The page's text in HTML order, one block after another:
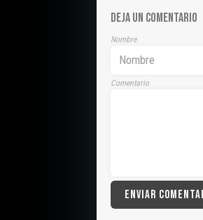
DEJA UN COMENTARIO
Nombre
Comentario